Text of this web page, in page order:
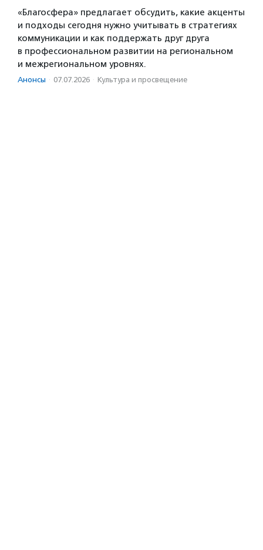
«Благосфера» предлагает обсудить, какие акценты
и подходы сегодня нужно учитывать в стратегиях
коммуникации и как поддержать друг друга
в профессиональном развитии на региональном
и межрегиональном уровнях.
Анонсы · 07.07.2026 · Культура и просвещение